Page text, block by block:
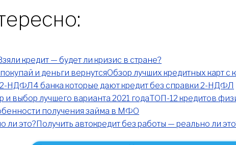
кредит — будет ли кризис в стране?
Обзор лучших кредитных карт с
4 банка которые дают кредит без справки 2-НДФЛ
ТОП-12 кредитов
получения займа в МФО
Получить автокредит без работы — реально ли